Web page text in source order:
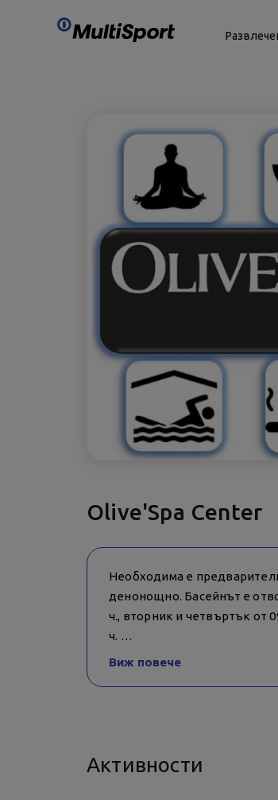
Olive'Spa Center
Необходима е
денонощно. Басейнът е
ч., вторник и четвъртък от
ч.
информация, моля свържете
Виж повече
Активности